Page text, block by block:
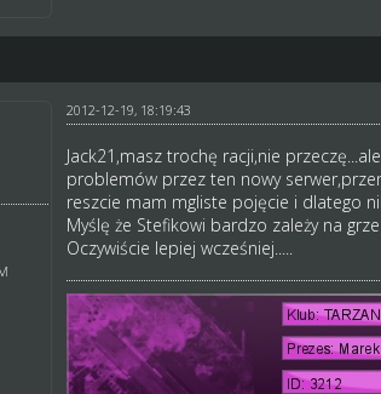
2012-12-19, 18:19:43
Jack21,masz trochę racji,nie
problemów przez ten nowy
reszcie mam mgliste pojęcie i dlatego
Myślę że Stefikowi bardzo zależy na
Oczywiście lepiej wcześniej.....